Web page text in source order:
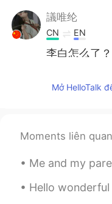
議唯纶
CN EN
李白怎么了？
CN EN
田沐.
Mở HelloTalk
Moments liên quan
Me and my parents outside the
Hello wonderful people. It is English